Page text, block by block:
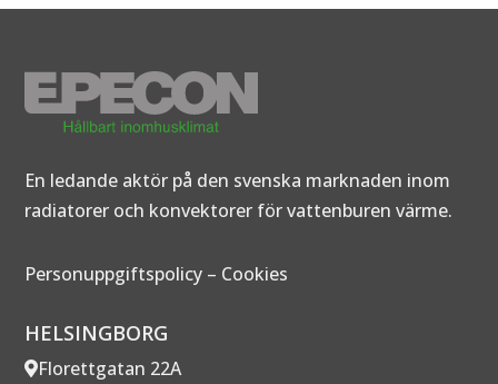
En ledande aktör på den svenska marknaden inom
radiatorer och konvektorer för vattenburen värme.
Personuppgiftspolicy – Cookies
HELSINGBORG
Florettgatan 22A